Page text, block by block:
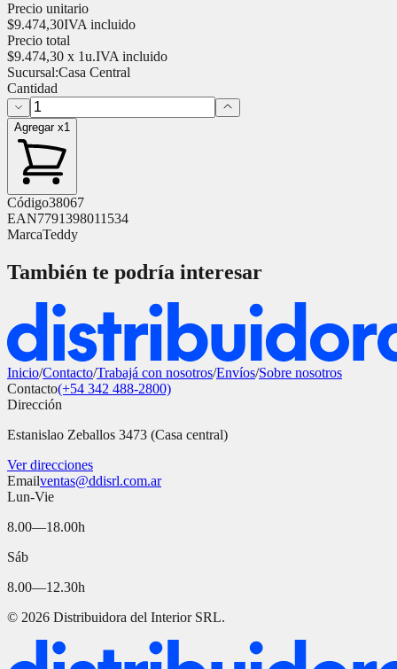
Precio unitario
$9.474,30IVA incluido
Precio total
$9.474,30 x 1u.IVA incluido
Sucursal:Casa Central
Cantidad
Agregar x1
Código38067
EAN7791398011534
MarcaTeddy
También te podría interesar
Inicio/Contacto/Trabajá con nosotros/Envíos/Sobre nosotros
Contacto(+54 342 488-2800)
Dirección
Estanislao Zeballos 3473 (Casa central)
Ver direcciones
Emailventas@ddisrl.com.ar
Lun-Vie
8.00—18.00h
Sáb
8.00—12.30h
© 2026 Distribuidora del Interior SRL.